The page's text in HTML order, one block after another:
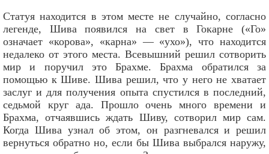
Статуя находится в этом месте не случайно, согласно
легенде, Шива появился на свет в Гокарне («Го»
означает «корова», «карна» — «ухо»), что находится
недалеко от этого места. Всевышний решил сотворить
мир и поручил это Брахме. Брахма обратился за
помощью к Шиве. Шива решил, что у него не хватает
заслуг и для получения опыта спустился в последний,
седьмой круг ада. Прошло очень много времени и
Брахма, отчаявшись ждать Шиву, сотворил мир сам.
Когда Шива узнал об этом, он разгневался и решил
вернуться обратно но, если бы Шива выбрался наружу,